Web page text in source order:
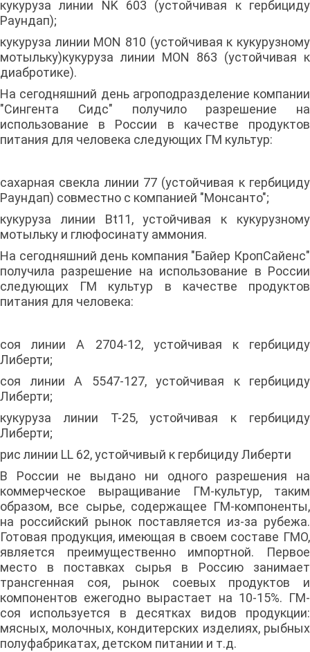
кукуруза линии NK 603 (устойчивая к гербициду
Раундап);
кукуруза линии MON 810 (устойчивая к кукурузному
мотыльку)кукуруза линии MON 863 (устойчивая к
диабротике).
На сегодняшний день агроподразделение компании
"Сингента Сидс" получило разрешение на
использование в России в качестве продуктов
питания для человека следующих ГМ культур:
сахарная свекла линии 77 (устойчивая к гербициду
Раундап) совместно с компанией "Монсанто";
кукуруза линии Bt11, устойчивая к кукурузному
мотыльку и глюфосинату аммония.
На сегодняшний день компания "Байер КропСайенс"
получила разрешение на использование в России
следующих ГМ культур в качестве продуктов
питания для человека:
соя линии А 2704-12, устойчивая к гербициду
Либерти;
соя линии А 5547-127, устойчивая к гербициду
Либерти;
кукуруза линии Т-25, устойчивая к гербициду
Либерти;
рис линии LL 62, устойчивый к гербициду Либерти
В России не выдано ни одного разрешения на
коммерческое выращивание ГМ-культур, таким
образом, все сырье, содержащее ГМ-компоненты,
на российский рынок поставляется из-за рубежа.
Готовая продукция, имеющая в своем составе ГМО,
является преимущественно импортной. Первое
место в поставках сырья в Россию занимает
трансгенная соя, рынок соевых продуктов и
компонентов ежегодно вырастает на 10-15%. ГМ-
соя используется в десятках видов продукции:
мясных, молочных, кондитерских изделиях, рыбных
полуфабрикатах, детском питании и т.д.